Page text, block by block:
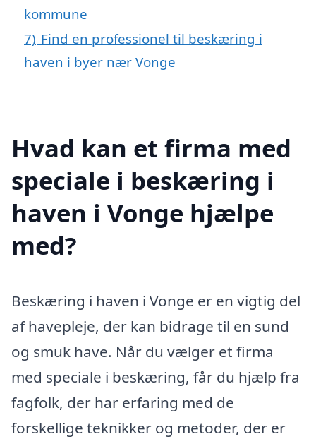
kommune
7) Find en professionel til beskæring i
haven i byer nær Vonge
Hvad kan et firma med
speciale i beskæring i
haven i Vonge hjælpe
med?
Beskæring i haven i Vonge er en vigtig del
af havepleje, der kan bidrage til en sund
og smuk have. Når du vælger et firma
med speciale i beskæring, får du hjælp fra
fagfolk, der har erfaring med de
forskellige teknikker og metoder, der er